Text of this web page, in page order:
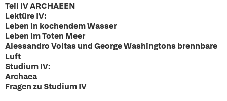
Teil IV ARCHAEEN
Lektüre IV:
Leben in kochendem Wasser
Leben im Toten Meer
Alessandro Voltas und George Washingtons brennbare
Luft
Studium IV:
Archaea
Fragen zu Studium IV